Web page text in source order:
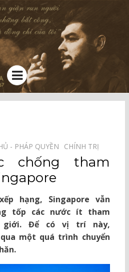
Menu
- PHÁP QUYỀN⠀ CHÍNH TRỊ⠀
chống tham
hạng, Singapore vẫn
tốp các nước ít tham
giới. Để có vị trí này,
một quá trình chuyển